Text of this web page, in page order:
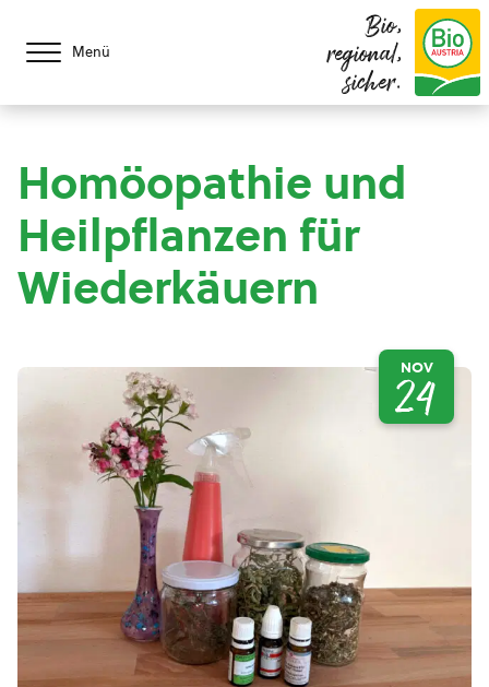
Menü
Bio,
regional,
sicher.
Homöopathie und
Heilpflanzen für
Wiederkäuern
NOV
24